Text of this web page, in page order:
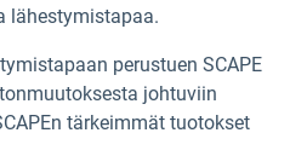
lähestymistapaa.
perustuen SCAPE
johtuviin
tärkeimmät tuotokset